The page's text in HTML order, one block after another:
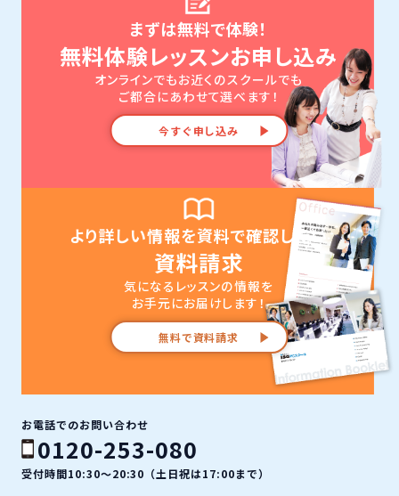
まずは無料で体験！
無料体験レッスンお申し込み
オンラインでもお近くのスクールでも
ご都合にあわせて選べます！
今すぐ申し込み
より詳しい情報を資料で確認したい
資料請求
気になるレッスンの情報を
お手元にお届けします！
無料で資料請求
お電話でのお問い合わせ
0120-253-080
受付時間10:30〜20:30（土日祝は17:00まで）